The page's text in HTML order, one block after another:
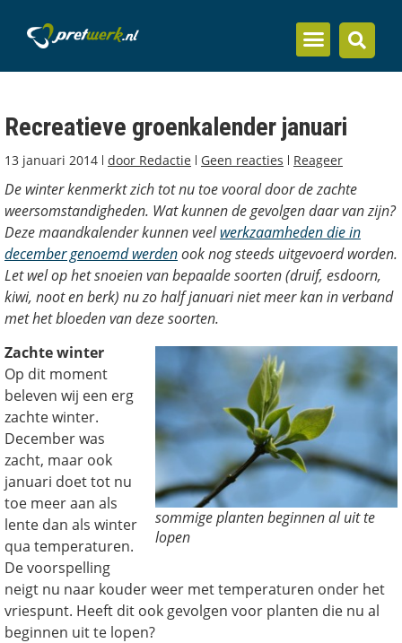
Recreatieve groenkalender januari
13 januari 2014 door Redactie Geen reacties Reageer
De winter kenmerkt zich tot nu toe vooral door de zachte
weersomstandigheden. Wat kunnen de gevolgen daar van zijn?
Deze maandkalender kunnen veelwerkzaamheden die in
december genoemd werdenook nog steeds uitgevoerd worden.
Let wel op het snoeien van bepaalde soorten (druif, esdoorn,
kiwi, noot en berk) nu zo half januari niet meer kan in verband
met het bloeden van deze soorten.
sommige planten beginnen al uit te
lopen
Zachte winter
Op dit moment
beleven wij een erg
zachte winter.
December was
zacht, maar ook
januari doet tot nu
toe meer aan als
lente dan als winter
qua temperaturen.
De voorspelling
neigt nu naar kouder weer met temperaturen onder het
vriespunt. Heeft dit ook gevolgen voor planten die nu al
beginnen uit te lopen?